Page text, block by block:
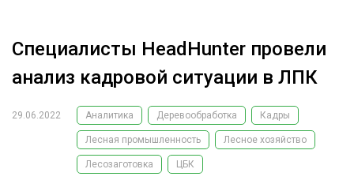
РЕКЛАМОДАТЕЛЯМ
ЛЕСНОЕ ХОЗЯЙСТВО
ЛЕСОЗАГОТОВКА
ЭКСПЕРТНОЕ МНЕНИЕ
Специалисты HeadHunter провели
анализ кадровой ситуации в ЛПК
29.06.2022 Аналитика Деревообработка Кадры
Лесная промышленность Лесное хозяйство
Лесозаготовка ЦБК